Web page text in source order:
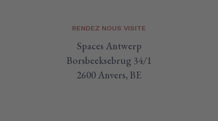
RENDEZ NOUS VISITE
Spaces Antwerp
Borsbeeksebrug 34/1
2600 Anvers, BE